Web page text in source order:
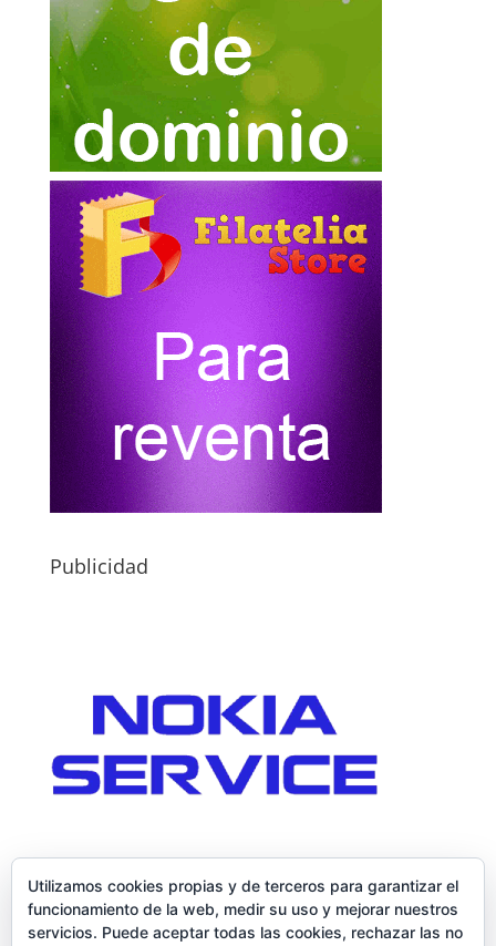
Publicidad
Utilizamos cookies propias y de terceros para garantizar el
funcionamiento de la web, medir su uso y mejorar nuestros
servicios. Puede aceptar todas las cookies, rechazar las no